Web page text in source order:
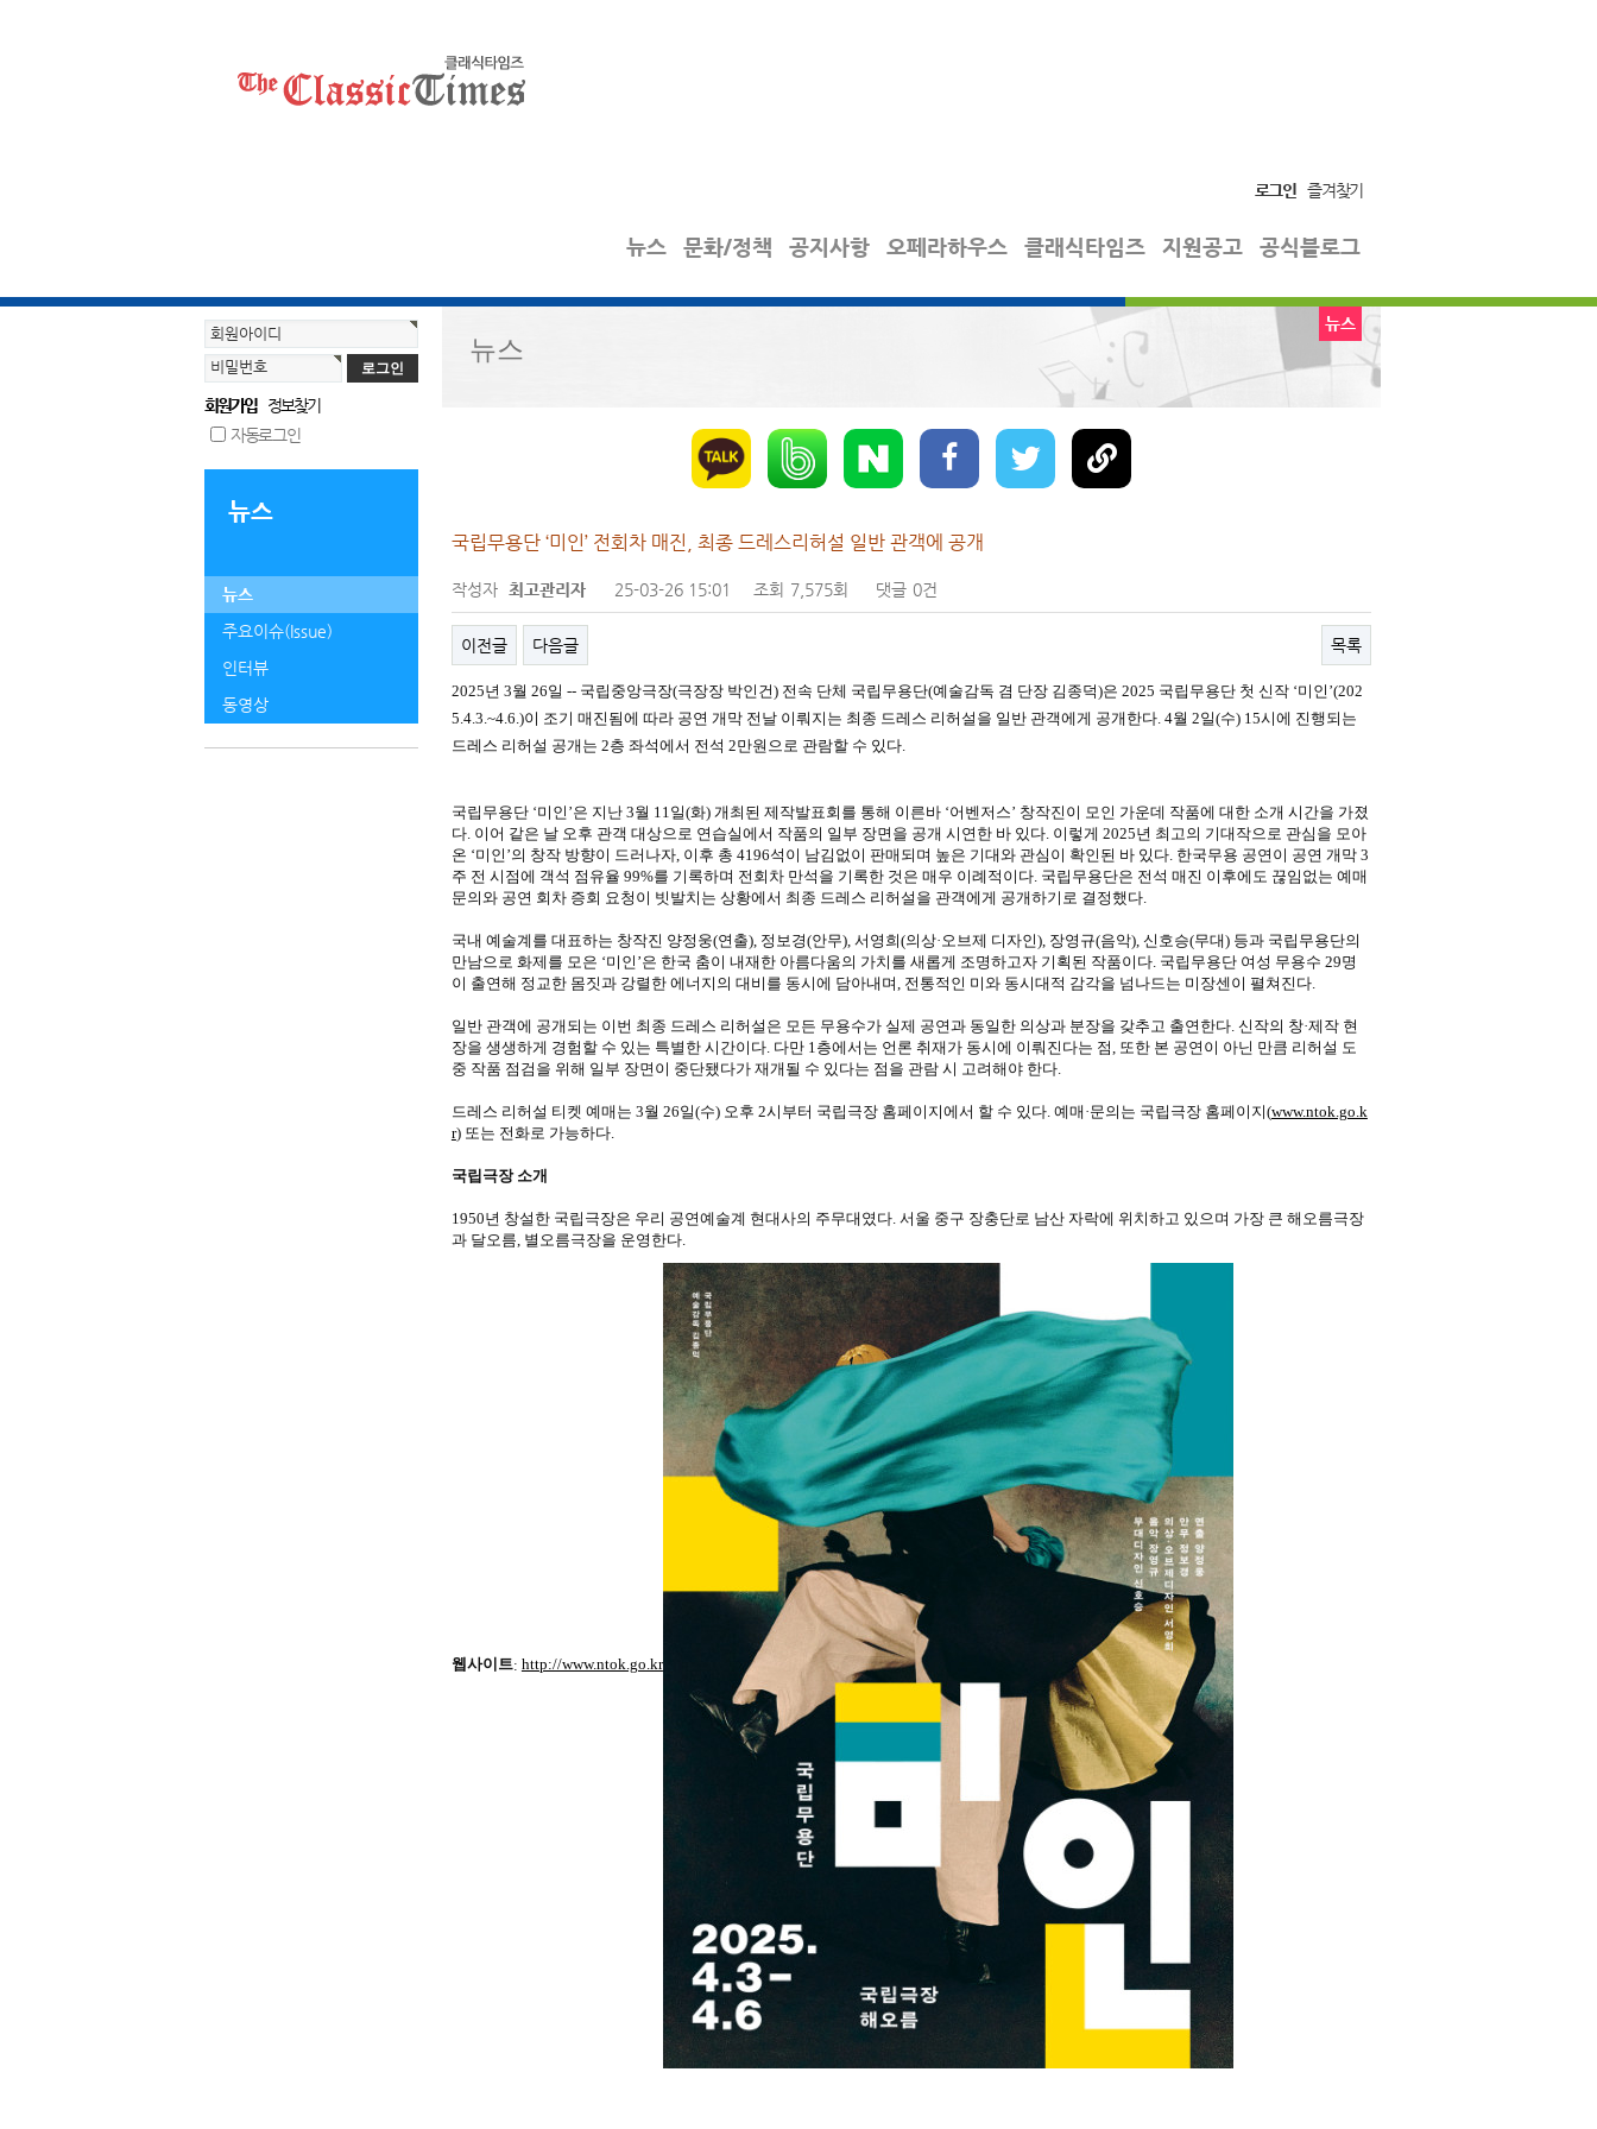
로그인 즐겨찾기
뉴스 문화/정책 공지사항 오페라하우스 클래식타임즈 지원공고 공식블로그
회원아이디
비밀번호
회원가입
정보찾기
자동로그인
뉴스
뉴스
주요이슈(Issue)
인터뷰
동영상
뉴스
뉴스
국립무용단 ‘미인’ 전회차 매진, 최종 드레스리허설 일반 관객에 공개
작성자 최고관리자 25-03-26 15:01 조회 7,575회 댓글 0건
이전글 다음글 목록
2025년 3월 26일 -- 국립중앙극장(극장장 박인건) 전속 단체 국립무용단(예술감독 겸 단장 김종덕)은 2025 국립무용단 첫 신작 ‘미인’(202
5.4.3.~4.6.)이 조기 매진됨에 따라 공연 개막 전날 이뤄지는 최종 드레스 리허설을 일반 관객에게 공개한다. 4월 2일(수) 15시에 진행되는
드레스 리허설 공개는 2층 좌석에서 전석 2만원으로 관람할 수 있다.
국립무용단 ‘미인’은 지난 3월 11일(화) 개최된 제작발표회를 통해 이른바 ‘어벤저스’ 창작진이 모인 가운데 작품에 대한 소개 시간을 가졌
다. 이어 같은 날 오후 관객 대상으로 연습실에서 작품의 일부 장면을 공개 시연한 바 있다. 이렇게 2025년 최고의 기대작으로 관심을 모아
온 ‘미인’의 창작 방향이 드러나자, 이후 총 4196석이 남김없이 판매되며 높은 기대와 관심이 확인된 바 있다. 한국무용 공연이 공연 개막 3
주 전 시점에 객석 점유율 99%를 기록하며 전회차 만석을 기록한 것은 매우 이례적이다. 국립무용단은 전석 매진 이후에도 끊임없는 예매
문의와 공연 회차 증회 요청이 빗발치는 상황에서 최종 드레스 리허설을 관객에게 공개하기로 결정했다.
국내 예술계를 대표하는 창작진 양정웅(연출), 정보경(안무), 서영희(의상·오브제 디자인), 장영규(음악), 신호승(무대) 등과 국립무용단의
만남으로 화제를 모은 ‘미인’은 한국 춤이 내재한 아름다움의 가치를 새롭게 조명하고자 기획된 작품이다. 국립무용단 여성 무용수 29명
이 출연해 정교한 몸짓과 강렬한 에너지의 대비를 동시에 담아내며, 전통적인 미와 동시대적 감각을 넘나드는 미장센이 펼쳐진다.
일반 관객에 공개되는 이번 최종 드레스 리허설은 모든 무용수가 실제 공연과 동일한 의상과 분장을 갖추고 출연한다. 신작의 창·제작 현
장을 생생하게 경험할 수 있는 특별한 시간이다. 다만 1층에서는 언론 취재가 동시에 이뤄진다는 점, 또한 본 공연이 아닌 만큼 리허설 도
중 작품 점검을 위해 일부 장면이 중단됐다가 재개될 수 있다는 점을 관람 시 고려해야 한다.
드레스 리허설 티켓 예매는 3월 26일(수) 오후 2시부터 국립극장 홈페이지에서 할 수 있다. 예매·문의는 국립극장 홈페이지(www.ntok.go.k
r) 또는 전화로 가능하다.
국립극장 소개
1950년 창설한 국립극장은 우리 공연예술계 현대사의 주무대였다. 서울 중구 장충단로 남산 자락에 위치하고 있으며 가장 큰 해오름극장
과 달오름, 별오름극장을 운영한다.
웹사이트: http://www.ntok.go.kr